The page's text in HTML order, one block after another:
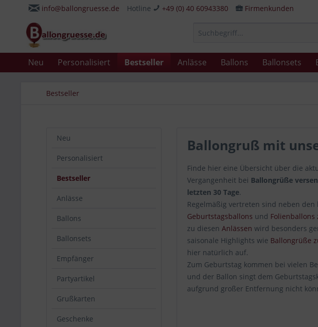
info@ballongruesse.de Hotline +49 (0) 40 60943380 Firmenkunden
Neu Personalisiert Bestseller Anlässe Ballons Ballonsets
Bestseller
Neu
Personalisiert
Bestseller
Anlässe
Ballons
Ballonsets
Empfänger
Partyartikel
Grußkarten
Geschenke
Ballongruß mit
Finde hier eine Übersicht über die
Vergangenheit bei Ballongrüße
letzten 30 Tage.
Regelmäßig vertreten sind neben den
Geburtstagsballons und Folienballons
zu diesen Anlässen wird besonders
saisonale Highlights wie Ballongrüße
hier natürlich auf.
Zum Geburtstag kommen bei vielen
und der Ballon singt dem
aufgrund großer Entfernung nicht